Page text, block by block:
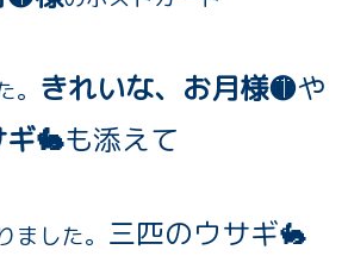
きれいな、お月様🟡や
🐇も添えて
ました。 三匹のウサギ🐇